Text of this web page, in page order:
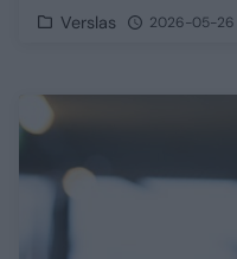
Verslas 2026-05-26